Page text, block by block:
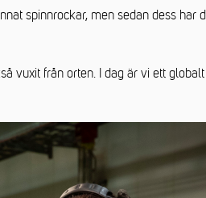
spinnrockar, men sedan dess har
vuxit från orten. I dag är vi ett